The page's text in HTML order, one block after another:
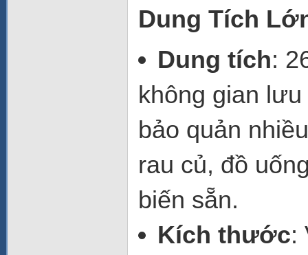
Dung Tích
Dung tích:
không gian
bảo quản
rau củ, đồ
biến sẵn.
Kích thước: